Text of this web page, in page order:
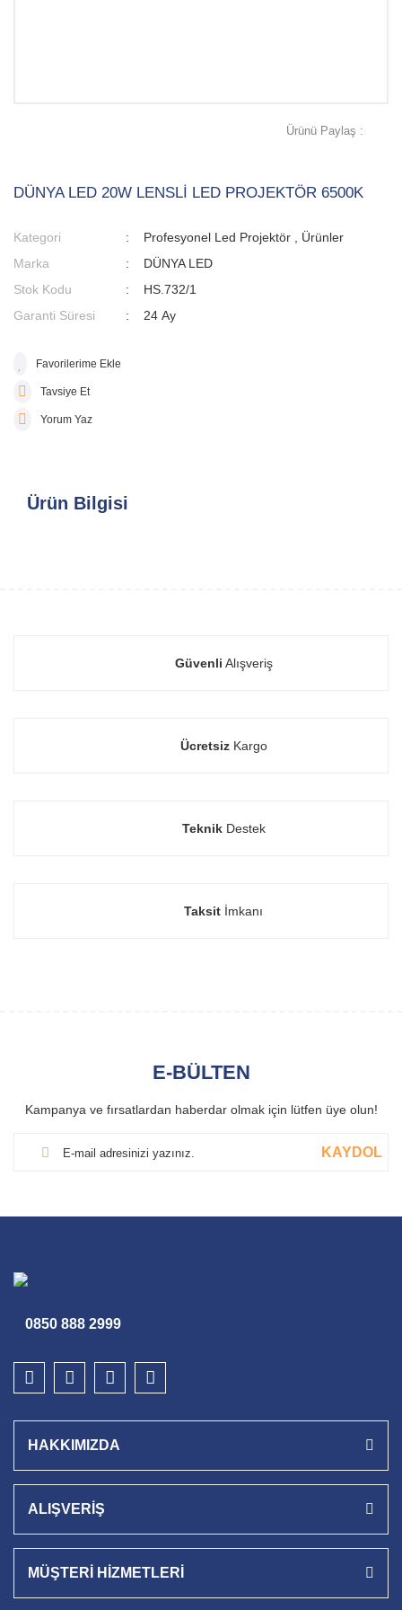
Ürünü Paylaş :
DÜNYA LED 20W LENSLİ LED PROJEKTÖR 6500K
Kategori Profesyonel Led Projektör
Ürünler
Marka
DÜNYA LED
Stok Kodu
HS.732/1
Garanti Süresi
24 Ay
Tavsiye Et
Yorum Yaz
Ürün Bilgisi
Güvenli Alışveriş
ÜcretsizKargo
TeknikDestek
Taksit İmkanı
E-BÜLTEN
Kampanya ve fırsatlardan haberdar olmak için lütfen üye olun!
KAYDOL
0850 888 2999
HAKKIMIZDA
ALIŞVERİŞ
MÜŞTERİ HİZMETLERİ